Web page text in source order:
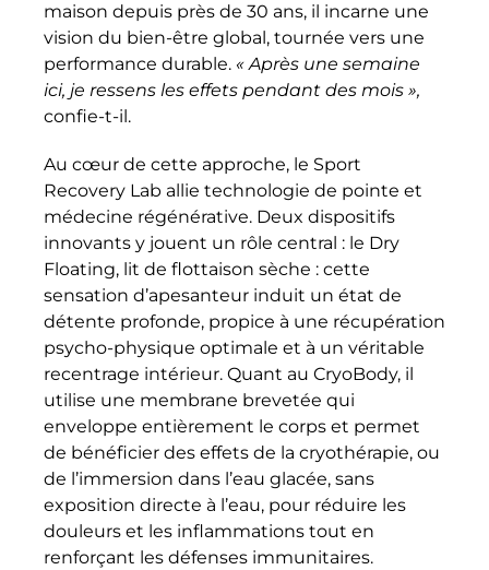
maison depuis près de 30 ans, il incarne une
vision du bien-être global, tournée vers une
performance durable. « Après une semaine
ici, je ressens les effets pendant des mois »,
confie-t-il.
Au cœur de cette approche, le Sport
Recovery Lab allie technologie de pointe et
médecine régénérative. Deux dispositifs
innovants y jouent un rôle central : le Dry
Floating, lit de flottaison sèche : cette
sensation d’apesanteur induit un état de
détente profonde, propice à une récupération
psycho-physique optimale et à un véritable
recentrage intérieur. Quant au CryoBody, il
utilise une membrane brevetée qui
enveloppe entièrement le corps et permet
de bénéficier des effets de la cryothérapie, ou
de l’immersion dans l’eau glacée, sans
exposition directe à l’eau, pour réduire les
douleurs et les inflammations tout en
renforçant les défenses immunitaires.